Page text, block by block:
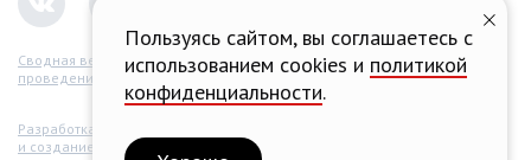
Сводная ведомость
проведения СОУТ
Разработка концепции
и создание сайта
Пользуясь сайтом, вы соглашаетесь с
использованием cookies и политикой
конфиденциальности.